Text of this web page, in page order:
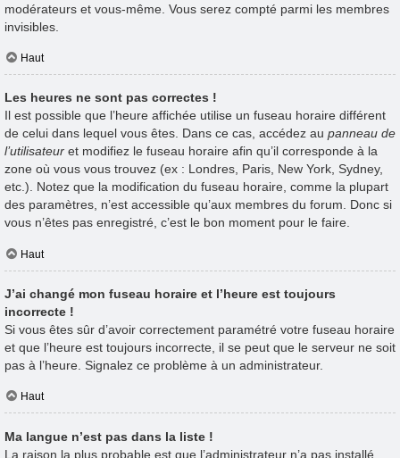
modérateurs et vous-même. Vous serez compté parmi les membres
invisibles.
Haut
Les heures ne sont pas correctes !
Il est possible que l’heure affichée utilise un fuseau horaire différent
de celui dans lequel vous êtes. Dans ce cas, accédez au panneau de
l’utilisateur et modifiez le fuseau horaire afin qu’il corresponde à la
zone où vous vous trouvez (ex : Londres, Paris, New York, Sydney,
etc.). Notez que la modification du fuseau horaire, comme la plupart
des paramètres, n’est accessible qu’aux membres du forum. Donc si
vous n’êtes pas enregistré, c’est le bon moment pour le faire.
Haut
J’ai changé mon fuseau horaire et l’heure est toujours
incorrecte !
Si vous êtes sûr d’avoir correctement paramétré votre fuseau horaire
et que l’heure est toujours incorrecte, il se peut que le serveur ne soit
pas à l’heure. Signalez ce problème à un administrateur.
Haut
Ma langue n’est pas dans la liste !
La raison la plus probable est que l’administrateur n’a pas installé